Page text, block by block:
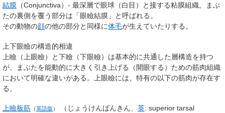
結膜 （Conjunctiva）- 最深層で眼球（白目）と接する粘膜組織。まぶ
たの裏側を覆う部分は「眼瞼結膜」と呼ばれる。
その動物の顔の他の部分と同様に体毛が生えていたりする。
上下眼瞼の構造的相違
上瞼（上眼瞼）と下瞼（下眼瞼）は基本的に共通した層構造を持つ
が、まぶたを能動的に大きく引き上げる（開眼する）ための筋肉組織
において明確な違いがある。上眼瞼には、特有の以下の筋肉が存在す
る。
上瞼板筋 （英語版 ） （ じょうけんばんきん 英: superior tarsal